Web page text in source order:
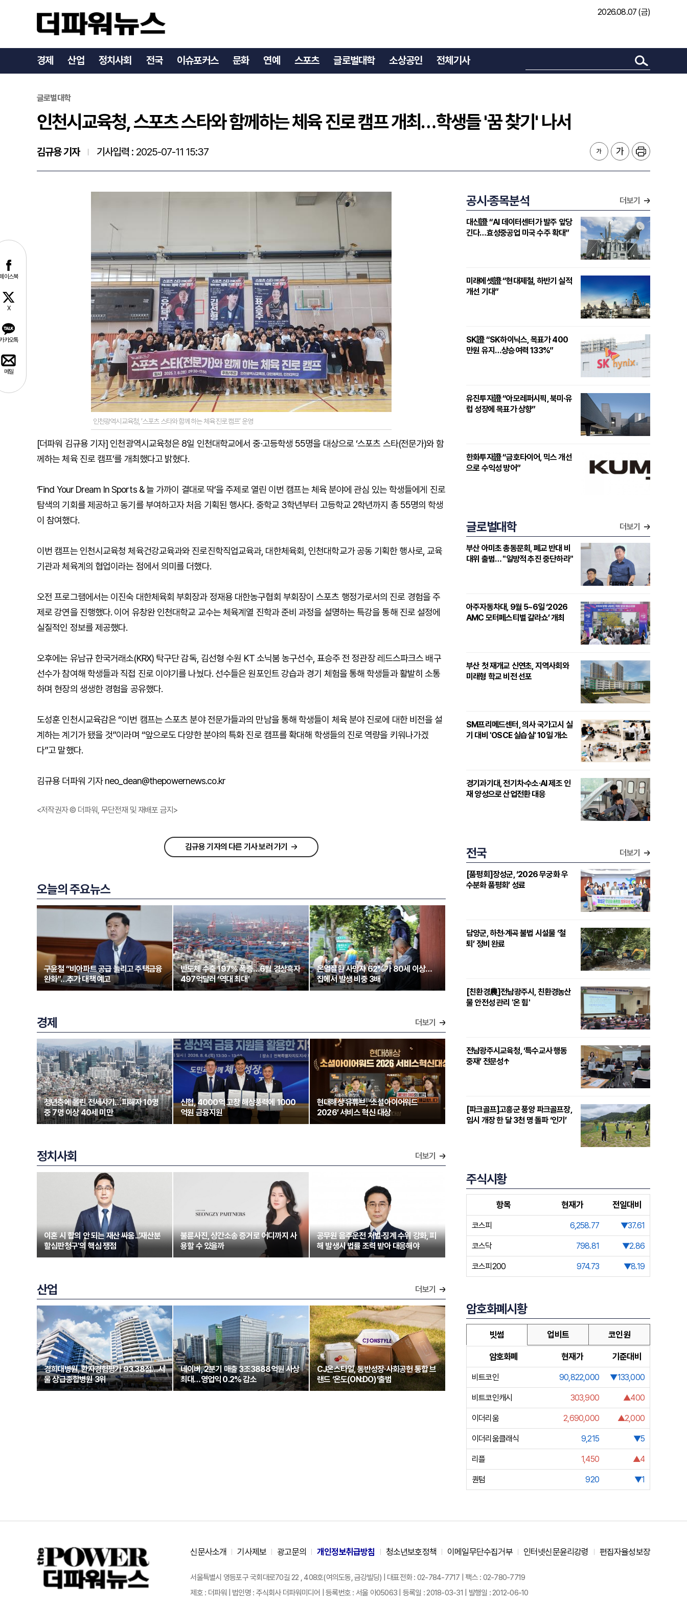
2026.08.07 (금)
경제 산업 정치사회 전국 이슈포커스 문화 연예 스포츠 글로벌대학 소상공인 전체기사
인천시교육청, 스포츠 스타와 함께하는 체육 진로 캠프 개최…학생들 '꿈 찾기' 나서
이스북
X
카오톡
메일
글로벌대학
인천시교육청, 스포츠 스타와 함께하는 체육 진로 캠프 개최…학생들 '꿈 찾기' 나서
김규용 기자 기사입력 : 2025-07-11 15:37
인천광역시교육청, ‘스포츠 스타와 함께 하는 체육 진로 캠프’ 운영
[더파워 김규용 기자] 인천광역시교육청은 8일 인천대학교에서 중·고등학생 55명을 대상으로 ‘스포츠 스타(전문가)와 함
께하는 체육 진로 캠프’를 개최했다고 밝혔다.
‘Find Your Dream In Sports & 늘 가까이 결대로 딱’을 주제로 열린 이번 캠프는 체육 분야에 관심 있는 학생들에게 진로
탐색의 기회를 제공하고 동기를 부여하고자 처음 기획된 행사다. 중학교 3학년부터 고등학교 2학년까지 총 55명의 학생
이 참여했다.
이번 캠프는 인천시교육청 체육건강교육과와 진로진학직업교육과, 대한체육회, 인천대학교가 공동 기획한 행사로, 교육
기관과 체육계의 협업이라는 점에서 의미를 더했다.
오전 프로그램에서는 이진숙 대한체육회 부회장과 정재용 대한농구협회 부회장이 스포츠 행정가로서의 진로 경험을 주
제로 강연을 진행했다. 이어 유창완 인천대학교 교수는 체육계열 진학과 준비 과정을 설명하는 특강을 통해 진로 설정에
실질적인 정보를 제공했다.
오후에는 유남규 한국거래소(KRX) 탁구단 감독, 김선형 수원 KT 소닉붐 농구선수, 표승주 전 정관장 레드스파크스 배구
선수가 참여해 학생들과 직접 진로 이야기를 나눴다. 선수들은 원포인트 강습과 경기 체험을 통해 학생들과 활발히 소통
하며 현장의 생생한 경험을 공유했다.
도성훈 인천시교육감은 “이번 캠프는 스포츠 분야 전문가들과의 만남을 통해 학생들이 체육 분야 진로에 대한 비전을 설
계하는 계기가 됐을 것”이라며 “앞으로도 다양한 분야의 특화 진로 캠프를 확대해 학생들의 진로 역량을 키워나가겠
다”고 말했다.
김규용 더파워 기자 neo_dean@thepowernews.co.kr
<저작권자 © 더파워, 무단전재 및 재배포 금지>
김규용 기자의 다른 기사 보러 가기
오늘의 주요뉴스
구윤철 “비아파트 공급 늘리고 주택금융
완화”…추가 대책 예고
반도체 수출 197% 폭증…6월 경상흑자
497억달러 ‘역대 최대’
온열질환 사망자 62%가 80세 이상…
집에서 발생 비중 3배
경제 더보기
청년층에 몰린 전세사기…피해자 10명
중 7명 이상 40세 미만
신협, 4000억 고창 해상풍력에 1000
억원 금융지원
현대해상 유튜브, ‘소셜아이어워드
2026’ 서비스 혁신 대상
정치사회 더보기
이혼 시 합의 안 되는 재산 싸움...'재산분
할심판청구'의 핵심 쟁점
불륜사진, 상간소송 증거로 어디까지 사
용할 수 있을까
공무원 음주운전 처벌·징계 수위 강화, 피
해 발생시 법률 조력 받아 대응해야
산업 더보기
경희대병원, 환자경험평가 93.38점…서
울 상급종합병원 3위
네이버, 2분기 매출 3조3888억원 사상
최대…영업익 0.2% 감소
CJ온스타일, 동반성장·사회공헌 통합 브
랜드 ‘온도(ON:DO)’출범
공시·종목분석 더보기
대신證 “AI 데이터센터가 발주 앞당
긴다…효성중공업 미국 수주 확대”
미래에셋證 “현대제철, 하반기 실적
개선 기대”
SK證 “SK하이닉스, 목표가 400
만원 유지…상승여력 133%”
유진투자證 “아모레퍼시픽, 북미·유
럽 성장에 목표가 상향”
한화투자證 “금호타이어, 믹스 개선
으로 수익성 방어”
글로벌대학 더보기
부산 아미초 총동문회, 폐교 반대 비
대위 출범… "일방적 추진 중단하라"
아주자동차대, 9월 5~6일 ‘2026
AMC 모터페스티벌 갈라쇼’ 개최
부산 첫 재개교 신연초, 지역사회와
미래형 학교 비전 선포
SM프리메드센터, 의사 국가고시 실
기 대비 'OSCE 실습실' 10일 개소
경기과기대, 전기차·수소·AI 제조 인
재 양성으로 산업전환 대응
전국 더보기
[품평회]장성군, ‘2026 무궁화 우
수분화 품평회’ 성료
담양군, 하천·계곡 불법 시설물 ‘철
퇴’ 정비 완료
[친환경農]전남광주시, 친환경농산
물 안전성 관리 '온 힘'
전남광주시교육청, ‘특수교사 행동
중재’ 전문성↑
[파크골프]고흥군 풍양 파크골프장,
임시 개장 한 달 3천 명 돌파 ‘인기’
주식시황
항목 현재가 전일대비
코스피 6,258.77 ▼37.61
코스닥 798.81 ▼2.86
코스피200 974.73 ▼8.19
암호화폐시황
빗썸 업비트 코인원
암호화폐 현재가 기준대비
비트코인 90,822,000 ▼133,000
비트코인캐시 303,900 ▲400
이더리움 2,690,000 ▲2,000
이더리움클래식 9,215 ▼5
리플 1,450 ▲4
퀀텀 920 ▼1
신문사소개 기사제보 광고문의 개인정보취급방침 청소년보호정책 이메일무단수집거부 인터넷신문윤리강령 편집자율성보장
서울특별시 영등포구 국회대로70길 22 , 408호(여의도동, 금강빌딩) | 대표전화 : 02-784-7717 | 팩스 : 02-780-7719
제호 : 더파워 | 법인명 : 주식회사 더파워미디어 | 등록번호 : 서울 아05063 | 등록일 : 2018-03-31 | 발행일 : 2012-06-10